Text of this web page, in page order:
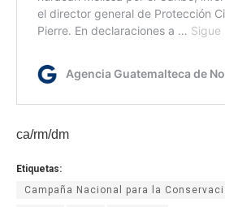
ca/rm/dm
Etiquetas:
Campaña Nacional para la